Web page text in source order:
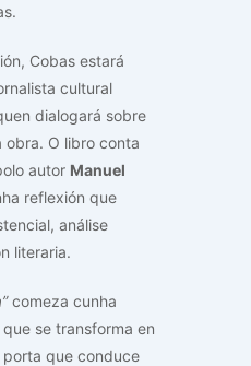
Cobas estará
cultural
dialogará sobre
obra. O libro conta
autor Manuel
reflexión que
análise
literaria.
comeza cunha
se transforma en
porta que conduce